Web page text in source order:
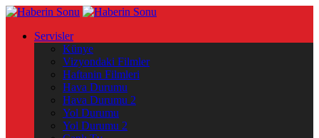
Servisler
Künye
Vizyondaki Filmler
Haftanin Filmleri
Hava Durumu
Hava Durumu 2
Yol Durumu
Yol Durumu 2